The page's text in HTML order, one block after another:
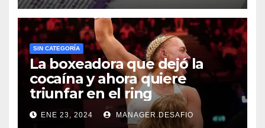
SIN CATEGORÍA
La boxeadora que dejó la
cocaína y ahora quiere
triunfar en el ring​
ENE 23, 2024 MANAGER.DESAFIO